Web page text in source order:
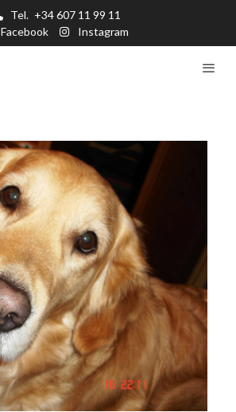
Tel. +34 607 11 99 11
Facebook
Instagram